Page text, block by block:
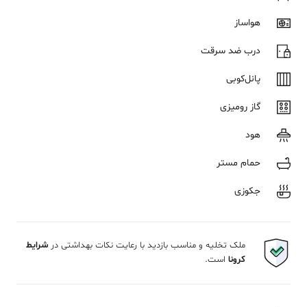
هواساز
درب ضد سرقت
پانل‌کوبی
گاز رومیزی
هود
حمام مستر
جکوزی
ملک تخلیه و مناسب بازدید با رعایت نکات بهداشتی در شرایط
کرونا است.